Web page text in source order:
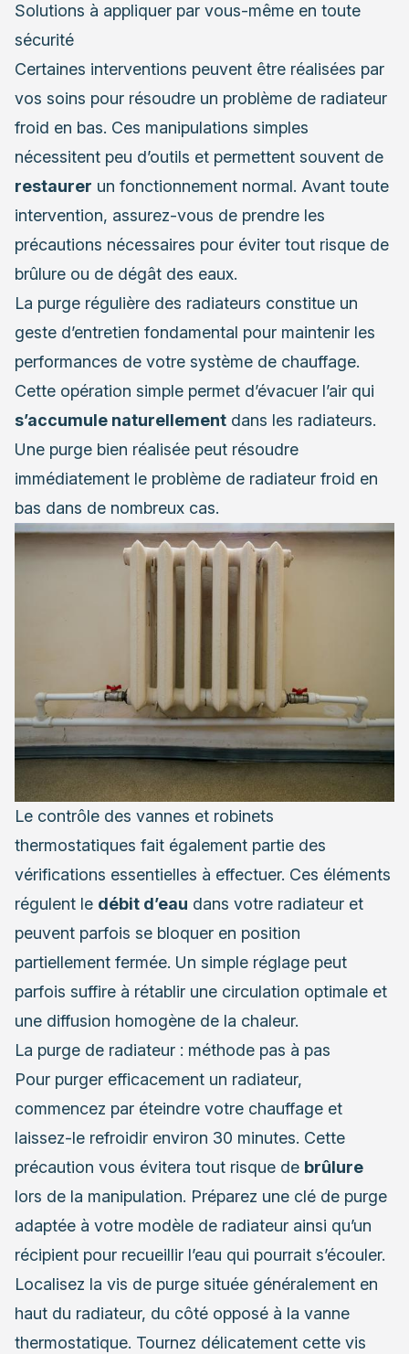
Solutions à appliquer par vous-même en toute
sécurité
Certaines interventions peuvent être réalisées par
vos soins pour résoudre un problème de radiateur
froid en bas. Ces manipulations simples
nécessitent peu d’outils et permettent souvent de
restaurer un fonctionnement normal. Avant toute
intervention, assurez-vous de prendre les
précautions nécessaires pour éviter tout risque de
brûlure ou de dégât des eaux.
La purge régulière des radiateurs constitue un
geste d’entretien fondamental pour maintenir les
performances de votre système de chauffage.
Cette opération simple permet d’évacuer l’air qui
s’accumule naturellement dans les radiateurs.
Une purge bien réalisée peut résoudre
immédiatement le problème de radiateur froid en
bas dans de nombreux cas.
Le contrôle des vannes et robinets
thermostatiques fait également partie des
vérifications essentielles à effectuer. Ces éléments
régulent le débit d’eau dans votre radiateur et
peuvent parfois se bloquer en position
partiellement fermée. Un simple réglage peut
parfois suffire à rétablir une circulation optimale et
une diffusion homogène de la chaleur.
La purge de radiateur : méthode pas à pas
Pour purger efficacement un radiateur,
commencez par éteindre votre chauffage et
laissez-le refroidir environ 30 minutes. Cette
précaution vous évitera tout risque de brûlure
lors de la manipulation. Préparez une clé de purge
adaptée à votre modèle de radiateur ainsi qu’un
récipient pour recueillir l’eau qui pourrait s’écouler.
Localisez la vis de purge située généralement en
haut du radiateur, du côté opposé à la vanne
thermostatique. Tournez délicatement cette vis